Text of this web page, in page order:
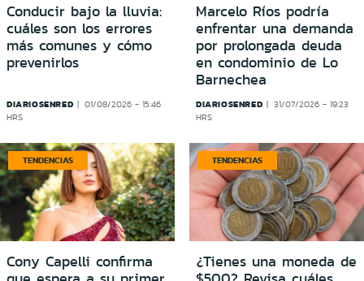
Conducir bajo la lluvia:
cuáles son los errores
más comunes y cómo
prevenirlos
DIARIOSENRED
01/08/2026 - 15:46
HRS
Marcelo Ríos podría
enfrentar una demanda
por prolongada deuda
en condominio de Lo
Barnechea
DIARIOSENRED
31/07/2026 - 19:23
HRS
TENDENCIAS
Cony Capelli confirma
TENDENCIAS
¿Tienes una moneda de